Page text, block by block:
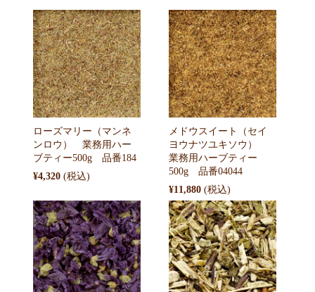
ローズマリー（マンネ
ンロウ） 業務用ハー
ブティー500g 品番184
¥4,320
メドウスイート（セイ
ヨウナツユキソウ）
業務用ハーブティー
500g 品番04044
¥11,880